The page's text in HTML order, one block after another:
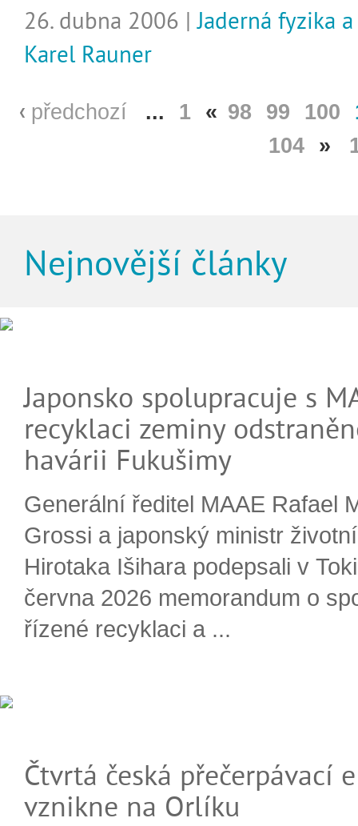
26. dubna 2006 |Jaderná fyzika
Karel Rauner
předchozí ... 1 « 98 99 100
104
»
Nejnovější články
Japonsko spolupracuje s
recyklaci zeminy
havárii Fukušimy
Generální ředitel MAAE Rafael
Grossi a japonský ministr
Hirotaka Išihara podepsali v
června 2026 memorandum o
řízené recyklaci a ...
Čtvrtá česká přečerpávací
vznikne na Orlíku